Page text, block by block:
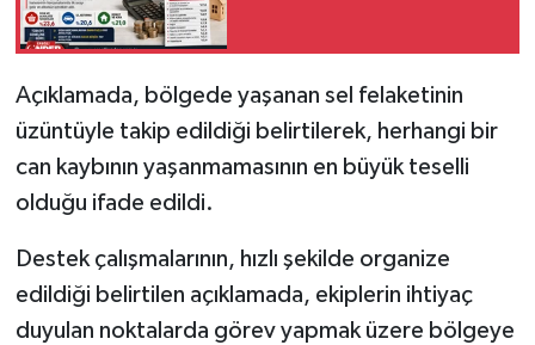
Açıklamada, bölgede yaşanan sel felaketinin
üzüntüyle takip edildiği belirtilerek, herhangi bir
can kaybının yaşanmamasının en büyük teselli
olduğu ifade edildi.
Destek çalışmalarının, hızlı şekilde organize
edildiği belirtilen açıklamada, ekiplerin ihtiyaç
duyulan noktalarda görev yapmak üzere bölgeye